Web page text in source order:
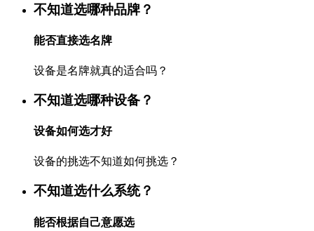
不知道选哪种品牌？
能否直接选名牌
设备是名牌就真的适合吗？
不知道选哪种设备？
设备如何选才好
设备的挑选不知道如何挑选？
不知道选什么系统？
能否根据自己意愿选